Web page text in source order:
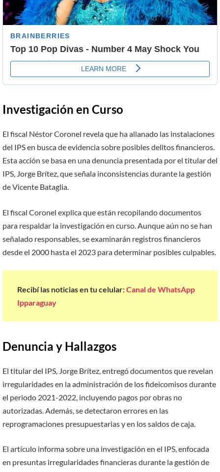
Investigación en Curso
El fiscal Néstor Coronel revela que ha allanado las instalaciones
del IPS en busca de evidencia sobre posibles delitos financieros.
Esta acción se basa en una denuncia presentada por el titular del
IPS, Jorge Brítez, que señala inconsistencias durante la gestión
de Vicente Bataglia.
El fiscal Coronel explica que están recopilando documentos
para respaldar la investigación en curso. Aunque aún no se han
señalado responsables, se examinarán registros financieros
desde el 2000 hasta el 2023 para determinar posibles culpables.
Recibí las noticias en tu celular:Canal de WhatsApp
Ipparaguay
Denuncia y Hallazgos
El titular del IPS, Jorge Brítez, entregó documentos que revelan
irregularidades en la administración de los fideicomisos durante
el periodo 2021-2022, incluyendo pagos por obras no
autorizadas. Además, se detectaron errores en las
reprogramaciones presupuestarias y en los saldos de caja.
El artículo informa sobre una investigación en el IPS, enfocada
en presuntas irregularidades financieras durante la gestión de